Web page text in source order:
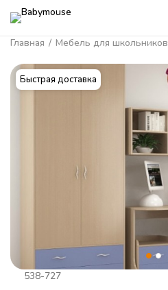
Главная / Мебель для школьников
Быстрая доставка
538-727